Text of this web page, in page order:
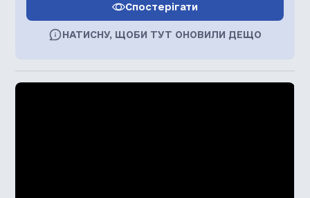
Спостерігати
НАТИСНУ, ЩОБИ ТУТ ОНОВИЛИ ДЕЩО